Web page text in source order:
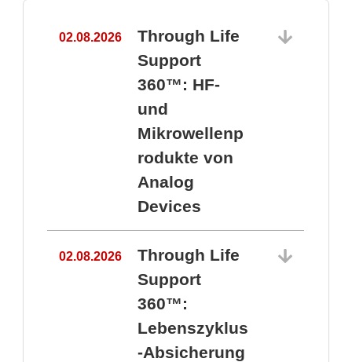
02.08.2026
Through Life
Support
360™: HF-
und
Mikrowellenp
rodukte von
Analog
Devices
02.08.2026
Through Life
Support
360™:
Lebenszyklus
-Absicherung